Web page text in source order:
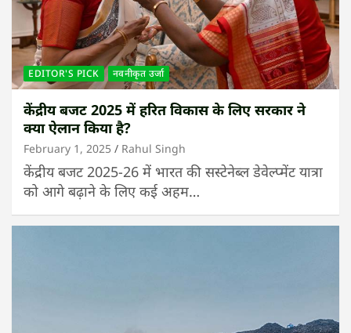
EDITOR'S PICK नवनीकृत उर्जा
केंद्रीय बजट 2025 में हरित विकास के लिए सरकार ने
क्या ऐलान किया है?
February 1, 2025 Rahul Singh
केंद्रीय बजट 2025-26 में भारत की सस्टेनेब्ल डेवेल्प्मेंट यात्रा
को आगे बढ़ाने के लिए कई अहम…